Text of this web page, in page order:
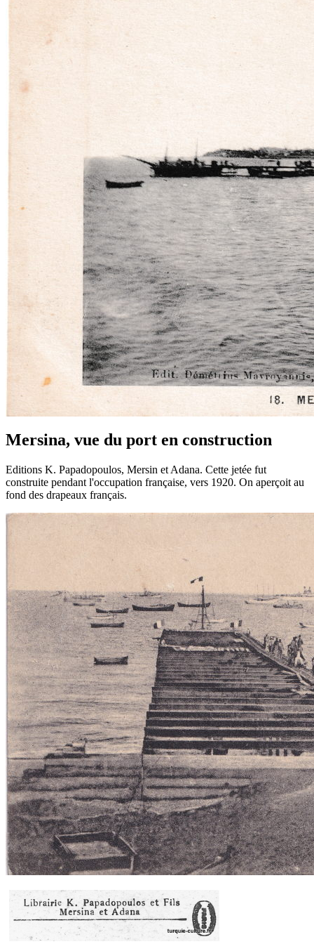
Mersina, vue du port en construction
Editions K. Papadopoulos, Mersin et Adana. Cette jetée fut
construite pendant l'occupation française, vers 1920. On aperçoit au
fond des drapeaux français.